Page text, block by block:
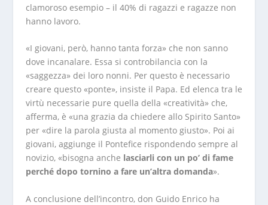
clamoroso esempio – il 40% di ragazzi e ragazze non
hanno lavoro.
«I giovani, però, hanno tanta forza» che non sanno
dove incanalare. Essa si controbilancia con la
«saggezza» dei loro nonni. Per questo è necessario
creare questo «ponte», insiste il Papa. Ed elenca tra le
virtù necessarie pure quella della «creatività» che,
afferma, è «una grazia da chiedere allo Spirito Santo»
per «dire la parola giusta al momento giusto». Poi ai
giovani, aggiunge il Pontefice rispondendo sempre al
novizio, «bisogna anche lasciarli con un po’ di fame
perché dopo tornino a fare un’altra domanda».
A conclusione dell’incontro, don Guido Enrico ha